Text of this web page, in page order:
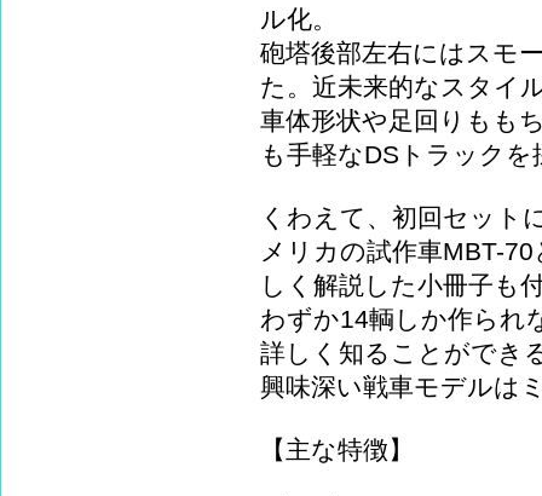
ル化。
砲塔後部左右にはスモ
た。近未来的なスタイ
車体形状や足回りもも
も手軽なDSトラック
くわえて、初回セット
メリカの試作車MBT-
しく解説した小冊子も
わずか14輌しか作られ
詳しく知ることができ
興味深い戦車モデルは
【主な特徴】